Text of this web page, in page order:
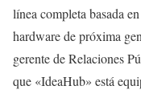
línea completa basada
hardware de próxima
gerente de Relaciones
que «IdeaHub» está